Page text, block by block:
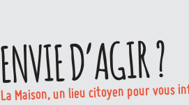
ENVIE D’AGIR ?
La Maison, un lieu citoyen pour